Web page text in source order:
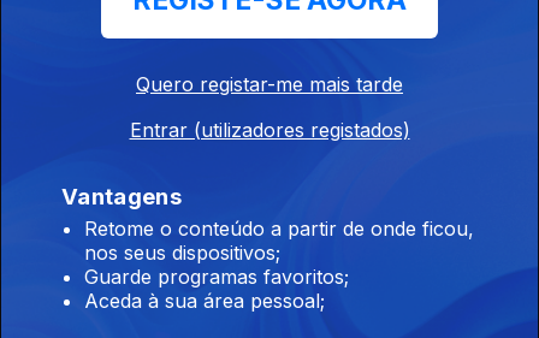
A música, as causas, o novo trabalho, a mudança da Guiné
Crespo com a cantora multifacetada Karyna Gomes.
Música: Professores e Alunos de Música na
31 mar. 2025
A Filomena Crespo arranca a Semana da Música à conversa
com o Tomás e o Rafael, alunos do AE Gil Paes, Torres Novas.
Estão no ensino articulado da música e aprendem com o
professor Vitor Ferreira e o maestro João Branco.
Quero registar-me mais tarde
Entrar (utilizadores registados)
Vantagens
Retome o conteúdo a partir de onde ficou,
nos seus dispositivos;
Guarde programas favoritos;
Aceda à sua área pessoal;